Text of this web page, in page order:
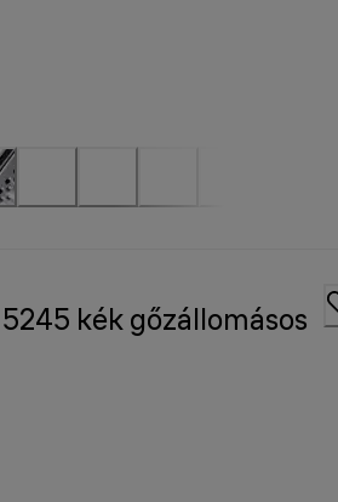
kék gőzállomásos